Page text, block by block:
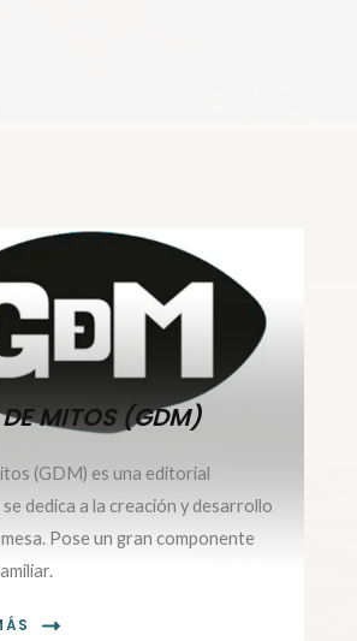
DE MITOS (GDM)
(GDM) es una editorial
dedica a la creación y desarrollo
Pose un gran componente